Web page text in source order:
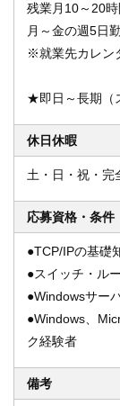
残業月10～20
月～金の週5日
※就業先カレン
★即日～長期（
休日休暇
土・日・祝・完
応募資格・条件
●TCP/IPの基礎
●スイッチ・ル
●Windowsサー
●Windows、
ク経験者
備考